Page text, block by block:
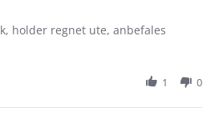
holder regnet ute, anbefales
1 0